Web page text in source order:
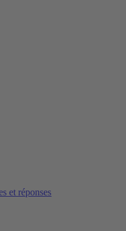
et réponses